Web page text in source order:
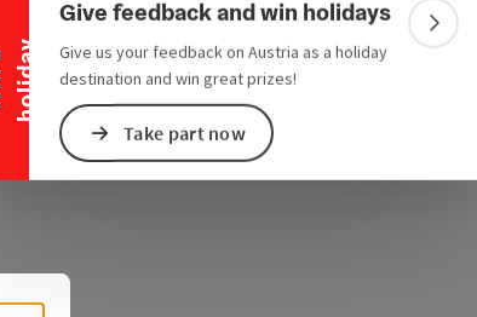
y
Give feedback and win holidays
Give us your feedback on Austria as a holiday
destination and win great prizes!
Take part now